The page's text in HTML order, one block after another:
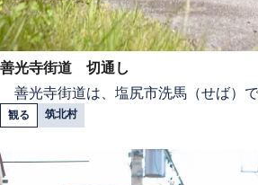
善光寺街道 切通し
善光寺街道は、塩尻市洗馬（せば）
観る 筑北村